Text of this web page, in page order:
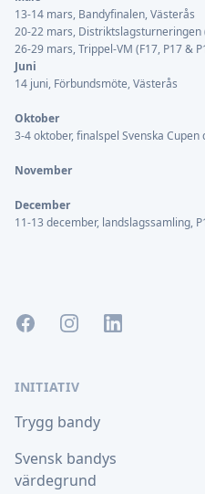
13-14 mars, Bandyfinalen, Västerås
20-22 mars, Distriktslagsturneringen
26-29 mars, Trippel-VM (F17, P17 &
Juni
14 juni, Förbundsmöte, Västerås
Oktober
3-4 oktober, finalspel Svenska Cupen
November
December
11-13 december, landslagssamling,
FacebookInstagramLinkedIn
INITIATIV
Trygg bandy
Svensk bandys
värdegrund